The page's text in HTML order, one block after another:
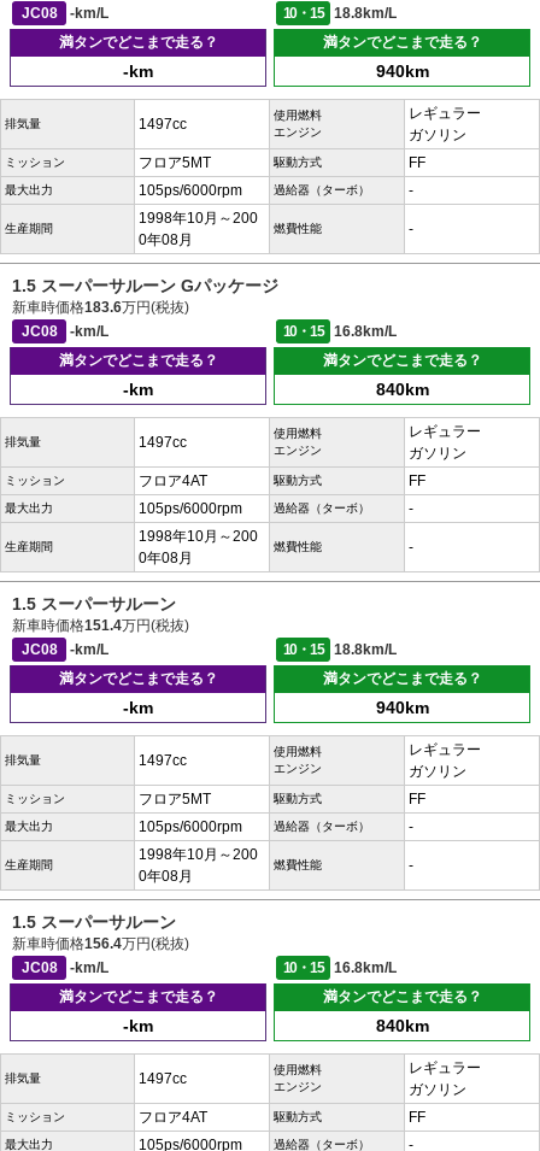
JC08
-km/L 10・15
18.8km/L
満タンでどこまで走る？
-km
満タンでどこまで走る？
940km
排気量 1497cc
使用燃料
エンジン
レギュラー
ガソリン
ミッション フロア5MT 駆動方式 FF
最大出力 105ps/6000rpm 過給器（ターボ） -
生産期間
1998年10月～200
0年08月
燃費性能 -
1.5 スーパーサルーン Gパッケージ
新車時価格183.6万円(税抜)
JC08
-km/L 10・15
16.8km/L
満タンでどこまで走る？
-km
満タンでどこまで走る？
840km
排気量 1497cc
使用燃料
エンジン
レギュラー
ガソリン
ミッション フロア4AT 駆動方式 FF
最大出力 105ps/6000rpm 過給器（ターボ） -
生産期間
1998年10月～200
0年08月
燃費性能 -
1.5 スーパーサルーン
新車時価格151.4万円(税抜)
JC08
-km/L 10・15
18.8km/L
満タンでどこまで走る？
-km
満タンでどこまで走る？
940km
排気量 1497cc
使用燃料
エンジン
レギュラー
ガソリン
ミッション フロア5MT 駆動方式 FF
最大出力 105ps/6000rpm 過給器（ターボ） -
生産期間
1998年10月～200
0年08月
燃費性能 -
1.5 スーパーサルーン
新車時価格156.4万円(税抜)
JC08
-km/L 10・15
16.8km/L
満タンでどこまで走る？
-km
満タンでどこまで走る？
840km
排気量 1497cc
使用燃料
エンジン
レギュラー
ガソリン
ミッション フロア4AT 駆動方式 FF
最大出力 105ps/6000rpm 過給器（ターボ） -